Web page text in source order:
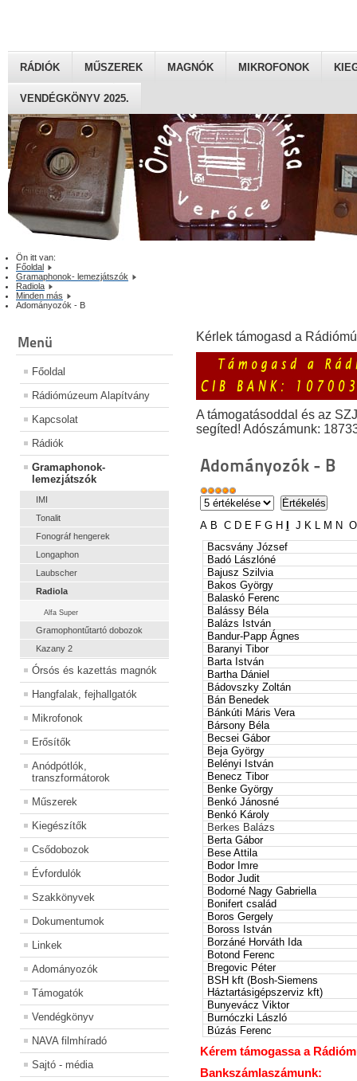
RÁDIÓK MŰSZEREK MAGNÓK MIKROFONOK
VENDÉGKÖNYV 2025.
Ön itt van:
Főoldal
Gramaphonok- lemezjátszók
Radiola
Minden más
Adományozók - B
Menü
Főoldal
Rádiómúzeum Alapítvány
Kapcsolat
Rádiók
Gramaphonok-
lemezjátszók
IMI
Tonalit
Fonográf hengerek
Longaphon
Laubscher
Radiola
Alfa Super
Gramophontűtartó dobozok
Kazany 2
Órsós és kazettás magnók
Hangfalak, fejhallgatók
Mikrofonok
Erősítők
Anódpótlók,
transzformátorok
Műszerek
Kiegészítők
Csődobozok
Évfordulók
Szakkönyvek
Dokumentumok
Linkek
Adományozók
Támogatók
Vendégkönyv
NAVA filmhíradó
Sajtó - média
Kérlek támogasd a
A támogatásoddal és az
segíted! Adószámunk:
Adományozók - B
A B C D E F G H J K L M N O
Bacsvány József
Badó Lászlóné
Bajusz Szilvia
Bakos György
Balaskó Ferenc
Balássy Béla
Balázs István
Bandur-Papp Ágnes
Baranyi Tibor
Barta István
Bartha Dániel
Bádovszky Zoltán
Bán Benedek
Bánkúti Máris Vera
Bársony Béla
Becsei Gábor
Beja György
Belényi István
Benecz Tibor
Benke György
Benkó Jánosné
Benkó Károly
Berkes Balázs
Berta Gábor
Bese Attila
Bodor Imre
Bodor Judit
Bodorné Nagy Gabriella
Bonifert család
Boros Gergely
Boross István
Borzáné Horváth Ida
Botond Ferenc
Bregovic Péter
BSH kft (Bosh-Siemens
Háztartásigépszerviz kft)
Bunyevácz Viktor
Burnóczki László
Búzás Ferenc
Kérem támogassa a
Bankszámlaszámunk: